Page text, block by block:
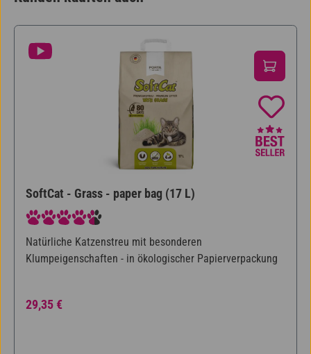
SoftCat - Grass - paper bag (17 L)
Durchschnittliche Bewertung von 4.6 von 5 Sternen
Natürliche Katzenstreu mit besonderen
Klumpeigenschaften - in ökologischer Papierverpackung
Regulärer Preis:
29,35 €